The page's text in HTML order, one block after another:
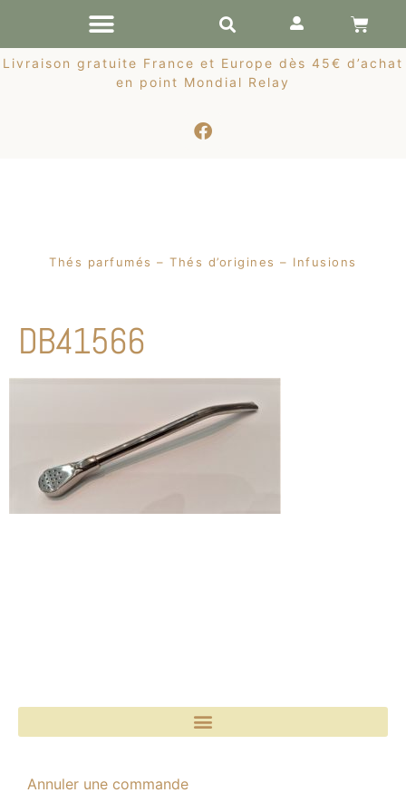
Livraison gratuite France et Europe dès 45€ d’achat
en point Mondial Relay
Thés parfumés – Thés d’origines – Infusions
DB41566
Annuler une commande